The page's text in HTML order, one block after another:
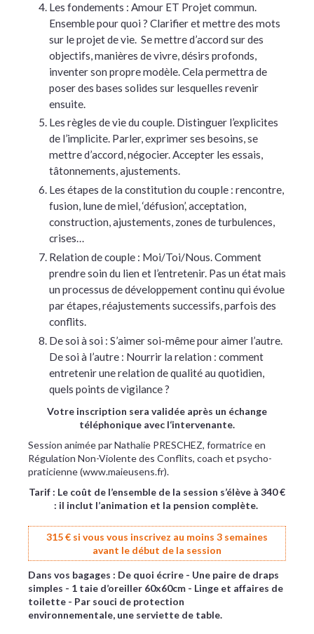
Les fondements : Amour ET Projet commun.
Ensemble pour quoi ? Clarifier et mettre des mots
sur le projet de vie. Se mettre d’accord sur des
objectifs, manières de vivre, désirs profonds,
inventer son propre modèle. Cela permettra de
poser des bases solides sur lesquelles revenir
ensuite.
Les règles de vie du couple. Distinguer l’explicites
de l’implicite. Parler, exprimer ses besoins, se
mettre d’accord, négocier. Accepter les essais,
tâtonnements, ajustements.
Les étapes de la constitution du couple : rencontre,
fusion, lune de miel, ‘défusion’, acceptation,
construction, ajustements, zones de turbulences,
crises…
Relation de couple : Moi/Toi/Nous. Comment
prendre soin du lien et l’entretenir. Pas un état mais
un processus de développement continu qui évolue
par étapes, réajustements successifs, parfois des
conflits.
De soi à soi : S’aimer soi-même pour aimer l’autre.
De soi à l’autre : Nourrir la relation : comment
entretenir une relation de qualité au quotidien,
quels points de vigilance ?
Votre inscription sera validée après un échange
téléphonique avec l‘intervenante.
Session animée par Nathalie PRESCHEZ, formatrice en
Régulation Non-Violente des Conflits, coach et psycho-
praticienne (www.maieusens.fr).
Tarif : Le coût de l’ensemble de la session s’élève à 340 €
: il inclut l’animation et la pension complète.
315 € si vous vous inscrivez au moins 3 semaines
avant le début de la session
Dans vos bagages : De quoi écrire - Une paire de draps
simples - 1 taie d’oreiller 60x60cm - Linge et affaires de
toilette - Par souci de protection
environnementale, une serviette de table.